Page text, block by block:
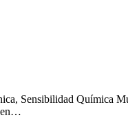
Sensibilidad Química
en…